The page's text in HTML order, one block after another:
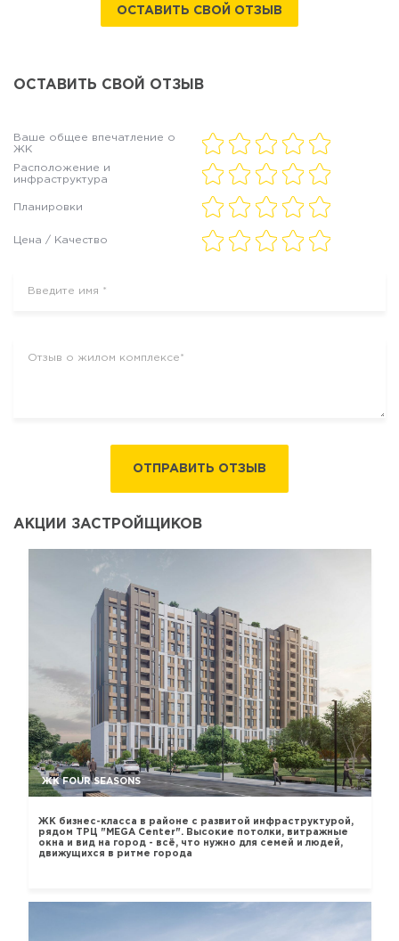
ОСТАВИТЬ СВОЙ ОТЗЫВ
ОСТАВИТЬ СВОЙ ОТЗЫВ
Ваше общее впечатление о
ЖК
Расположение и
инфраструктура
Планировки
Цена / Качество
ОТПРАВИТЬ ОТЗЫВ
АКЦИИ ЗАСТРОЙЩИКОВ
ЖК FOUR SEASONS
ЖК бизнес-класса в районе с развитой инфраструктурой,
рядом ТРЦ "MEGA Center". Высокие потолки, витражные
окна и вид на город - всё, что нужно для семей и людей,
движущихся в ритме города